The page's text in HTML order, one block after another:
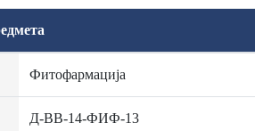
Фитофармација
Д-ВВ-14-ФИФ-13